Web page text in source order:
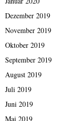
Dezember 2019
November 2019
Oktober 2019
September 2019
August 2019
Juli 2019
Juni 2019
Mai 2019